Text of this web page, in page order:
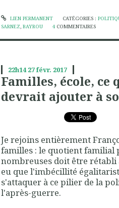
LIEN PERMANENT CATÉGORIES :
SARNEZ, BAYROU 4 COMMENTAIRES
22h14 27févr. 2017
Familles, école, ce
devrait ajouter à
Je rejoins entièrement
familles : le quotient familial
nombreuses doit être
eu que l'imbécillité
s'attaquer à ce pilier de la
l'après-guerre.